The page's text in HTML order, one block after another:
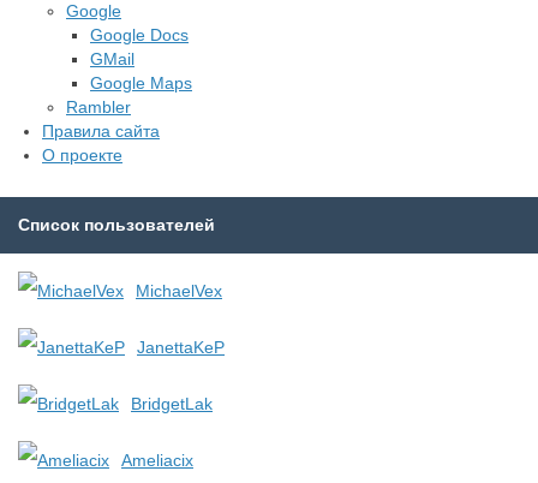
Google
Google Docs
GMail
Google Maps
Rambler
Правила сайта
О проекте
Список пользователей
MichaelVex
JanettaKeP
BridgetLak
Ameliacix